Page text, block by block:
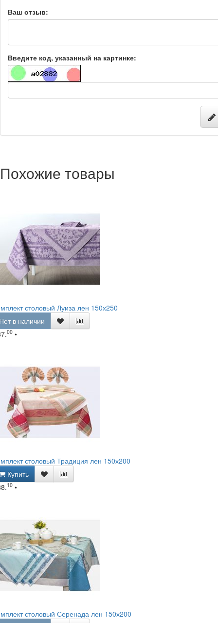
Ваш отзыв:
Введите код, указанный на картинке:
Похожие товары
столовый Луиза лен 150х250
в наличии
00 •
столовый Традиция лен 150х200
Купить
10 •
столовый Серенада лен 150х200